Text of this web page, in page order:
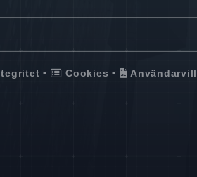
• Cookies •